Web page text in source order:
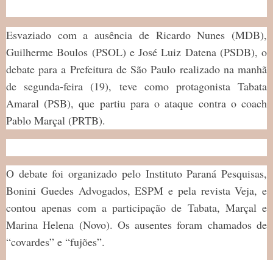
Esvaziado com a ausência de Ricardo Nunes (MDB),
Guilherme Boulos (PSOL) e José Luiz Datena (PSDB), o
debate para a Prefeitura de São Paulo realizado na manhã
de segunda-feira (19), teve como protagonista Tabata
Amaral (PSB), que partiu para o ataque contra o coach
Pablo Marçal (PRTB).
O debate foi organizado pelo Instituto Paraná Pesquisas,
Bonini Guedes Advogados, ESPM e pela revista Veja, e
contou apenas com a participação de Tabata, Marçal e
Marina Helena (Novo). Os ausentes foram chamados de
“covardes” e “fujões”.